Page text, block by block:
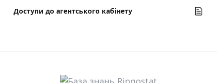
Доступи до агентського кабінету